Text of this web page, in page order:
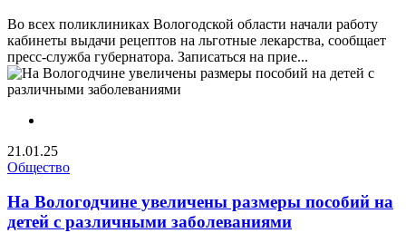
Во всех поликлиниках Вологодской области начали работу
кабинеты выдачи рецептов на льготные лекарства, сообщает
пресс-служба губернатора. Записаться на прие...
21.01.25
Общество
На Вологодчине увеличены размеры пособий на
детей с различными заболеваниями